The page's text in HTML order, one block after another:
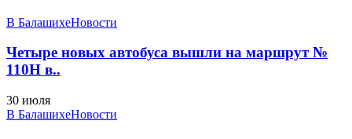
В БалашихеНовости
Четыре новых автобуса вышли на маршрут №
110Н в..
30 июля
В БалашихеНовости